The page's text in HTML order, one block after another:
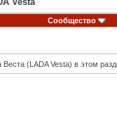
Сообщество
(LADA Vesta) в этом